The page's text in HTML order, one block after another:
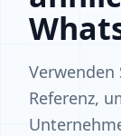
Verwenden
Referenz,